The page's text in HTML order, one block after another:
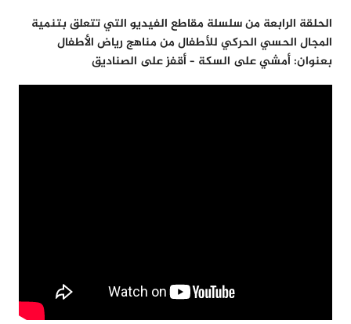
الحلقة الرابعة من سلسلة مقاطع الفيديو التي تتعلق بتنمية
المجال الحسي الحركي للأطفال من مناهج رياض الأطفال
بعنوان: أمشي على السكة – أقفز على الصناديق